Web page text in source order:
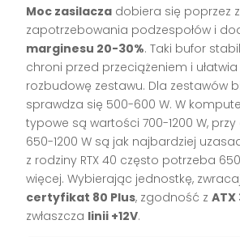
Moc zasilacza dobiera się poprzez
zapotrzebowania podzespołów i
marginesu 20-30%. Taki bufor
chroni przed przeciążeniem i ułatwia
rozbudowę zestawu. Dla zestawów
sprawdza się 500-600 W. W
typowe są wartości 700-1200 W,
650-1200 W są jak najbardziej
z rodziny RTX 40 często potrzeba
więcej. Wybierając jednostkę,
certyfikat 80 Plus, zgodność zATX
zwłaszcza linii +12V.